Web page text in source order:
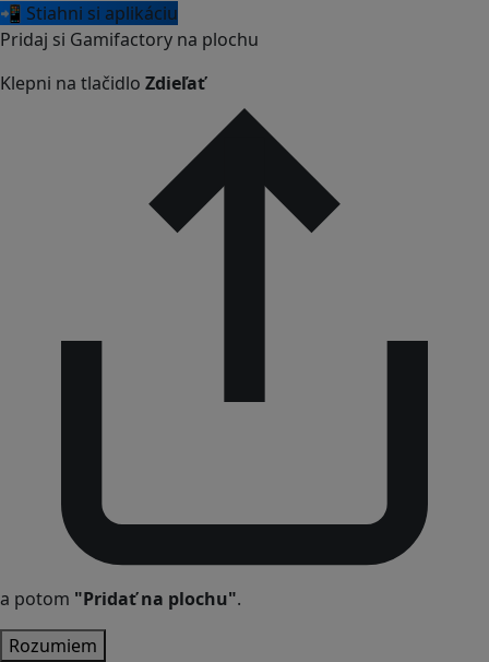
📲 Stiahni si aplikáciu
Pridaj si Gamifactory na plochu
Klepni na tlačidlo Zdieľať
a potom "Pridať na plochu".
Rozumiem